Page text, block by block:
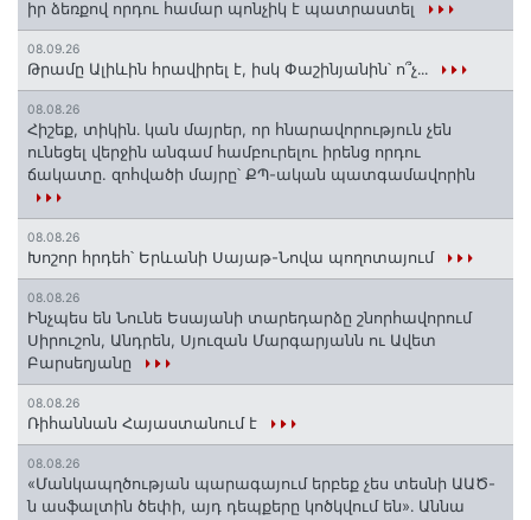
իր ձեռքով որդու համար պոնչիկ է պատրաստել
08.09.26
Թրամը Ալիևին հրավիրել է, իսկ Փաշինյանին՝ ո՞չ․․․
08.08.26
Հիշեք, տիկին․ կան մայրեր, որ հնարավորություն չեն
ունեցել վերջին անգամ համբուրելու իրենց որդու
ճակատը. զոհվածի մայրը՝ ՔՊ-ական պատգամավորին
08.08.26
Խոշոր հրդեհ՝ Երևանի Սայաթ-Նովա պողոտայում
08.08.26
Ինչպես են Նունե Եսայանի տարեդարձը շնորհավորում
Սիրուշոն, Անդրեն, Սյուզան Մարգարյանն ու Ավետ
Բարսեղյանը
08.08.26
Ռիհաննան Հայաստանում է
08.08.26
«Մանկապղծության պարագայում երբեք չես տեսնի ԱԱԾ-
ն ասֆալտին ծեփի, այդ դեպքերը կոծկվում են»․ Աննա